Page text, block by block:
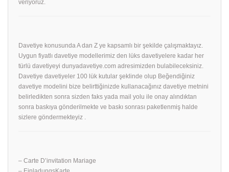
veriyoruz.
Davetiye konusunda A dan Z ye kapsamlı bir şekilde çalışmaktayız.
Uygun fiyatlı davetiye modellerimiz den lüks davetiyelere kadar her
türlü davetiyeyi dunyadavetiye.com adresimizden bulabileceksiniz.
Davetiye davetiyeler 100 lük kutular şeklinde olup Beğendiğiniz
davetiye modelini bize belirttiğinizde kullanacağınız davetiye metnini
belirledikten sonra sizden faks yada mail yolu ile onay alındıktan
sonra baskıya gönderilmekte ve baskı sonrası paketlenmiş halde
sizlere göndermekteyiz .
– Carte D’invitation Mariage